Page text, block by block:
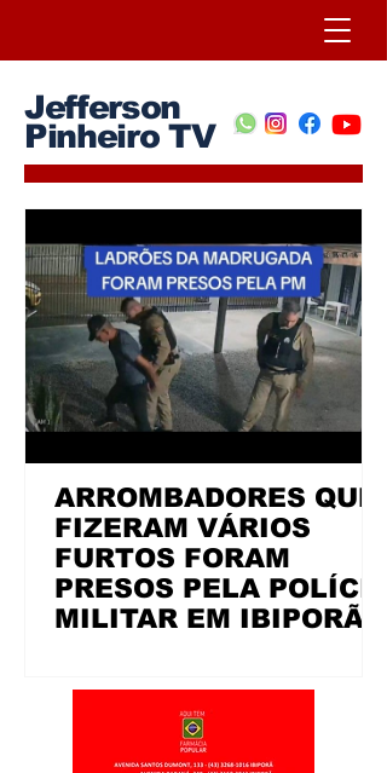
ARROMBADORES QUE
FIZERAM VÁRIOS
FURTOS FORAM
PRESOS PELA POLÍCIA
MILITAR EM IBIPORÃ
Jefferson
Pinheiro TV